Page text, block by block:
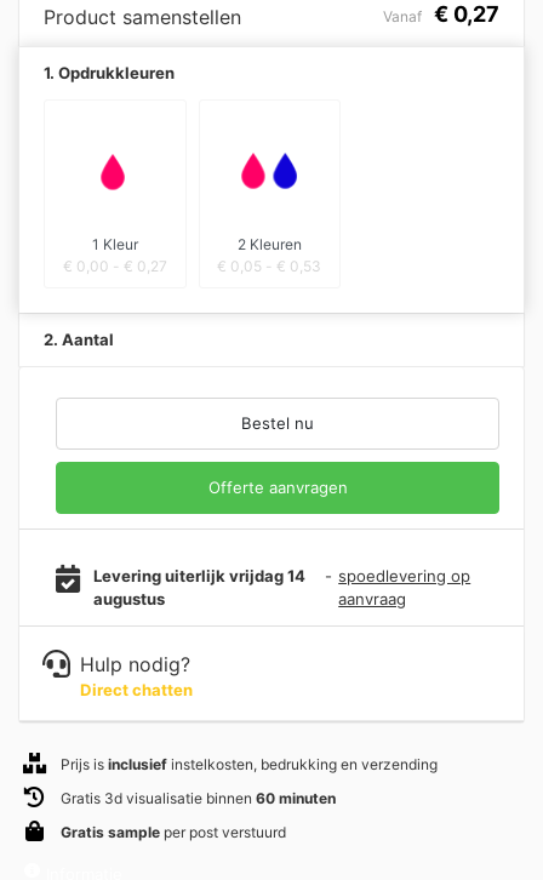
Product samenstellen Vanaf € 0,27
1. Opdrukkleuren
1 Kleur
€ 0,00 - € 0,27
2 Kleuren
€ 0,05 - € 0,53
2. Aantal
Bestel nu
Offerte aanvragen
Levering uiterlijk vrijdag 14
augustus
- spoedlevering op
aanvraag
Hulp nodig?
Direct chatten
Prijs is inclusief instelkosten, bedrukking en verzending
Gratis 3d visualisatie binnen 60 minuten
Gratis sample per post verstuurd